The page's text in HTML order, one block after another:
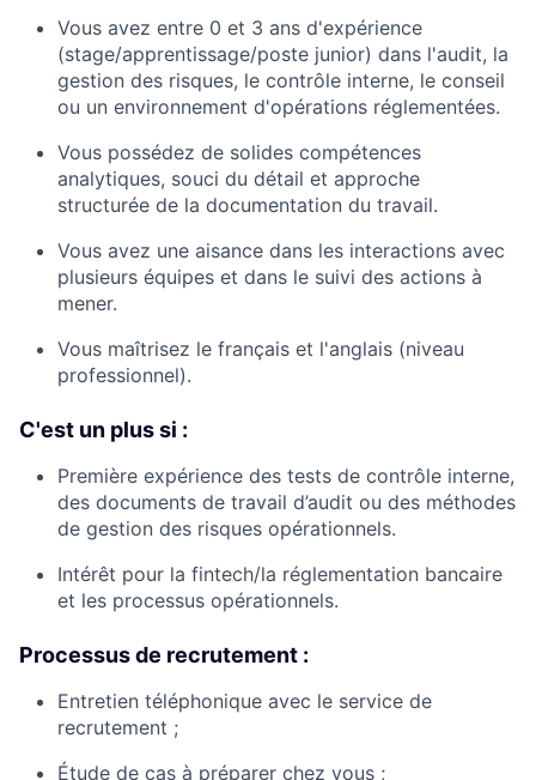
Vous avez entre 0 et 3 ans d'expérience
(stage/apprentissage/poste junior) dans l'audit, la
gestion des risques, le contrôle interne, le conseil
ou un environnement d'opérations réglementées.
Vous possédez de solides compétences
analytiques, souci du détail et approche
structurée de la documentation du travail.
Vous avez une aisance dans les interactions avec
plusieurs équipes et dans le suivi des actions à
mener.
Vous maîtrisez le français et l'anglais (niveau
professionnel).
C'est un plus si :
Première expérience des tests de contrôle interne,
des documents de travail d’audit ou des méthodes
de gestion des risques opérationnels.
Intérêt pour la fintech/la réglementation bancaire
et les processus opérationnels.
Processus de recrutement :
Entretien téléphonique avec le service de
recrutement ;
Étude de cas à préparer chez vous ;